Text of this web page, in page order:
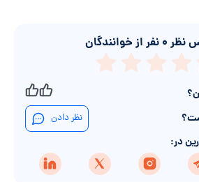
نظر ۰ نفر از خوانندگان
نظر دادن
در: